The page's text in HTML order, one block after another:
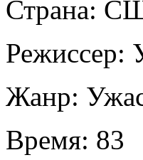
Страна:
Режиссер:
Жанр:
Время: 83